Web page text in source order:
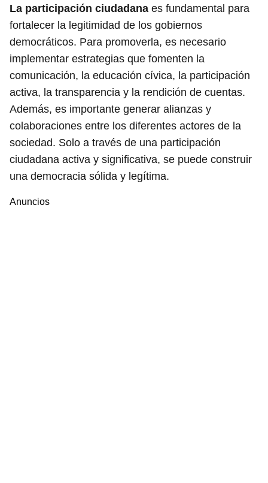
La participación ciudadana es fundamental para
fortalecer la legitimidad de los gobiernos
democráticos. Para promoverla, es necesario
implementar estrategias que fomenten la
comunicación, la educación cívica, la participación
activa, la transparencia y la rendición de cuentas.
Además, es importante generar alianzas y
colaboraciones entre los diferentes actores de la
sociedad. Solo a través de una participación
ciudadana activa y significativa, se puede construir
una democracia sólida y legítima.
Anuncios